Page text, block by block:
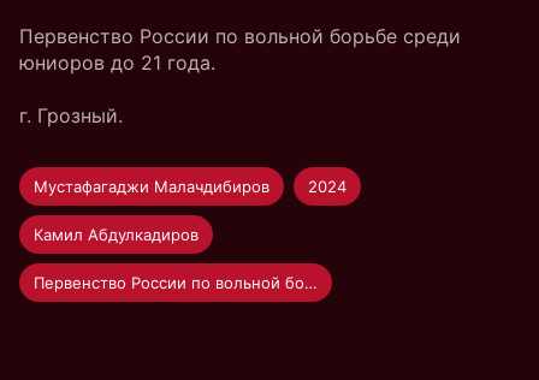
Первенство России по вольной борьбе среди
юниоров до 21 года.
г. Грозный.
Мустафагаджи Малачдибиров 2024
Камил Абдулкадиров
Первенство России по вольной борьбе U-20